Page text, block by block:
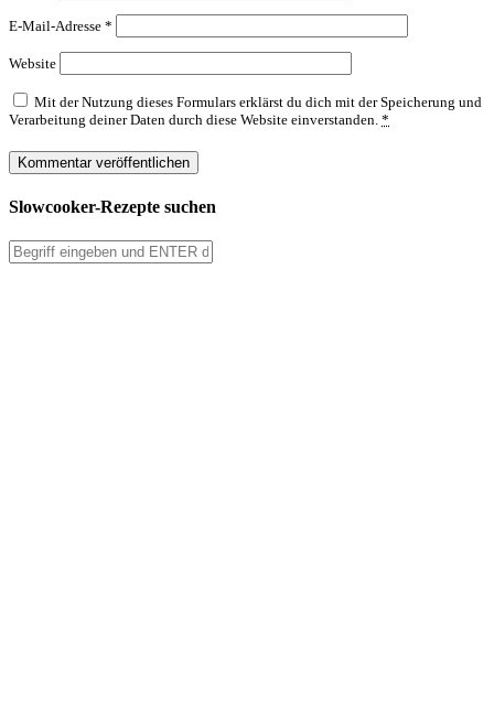
E-Mail-Adresse *
Website
Mit der Nutzung dieses Formulars erklärst du dich mit der Speicherung und
Verarbeitung deiner Daten durch diese Website einverstanden. *
Slowcooker-Rezepte suchen